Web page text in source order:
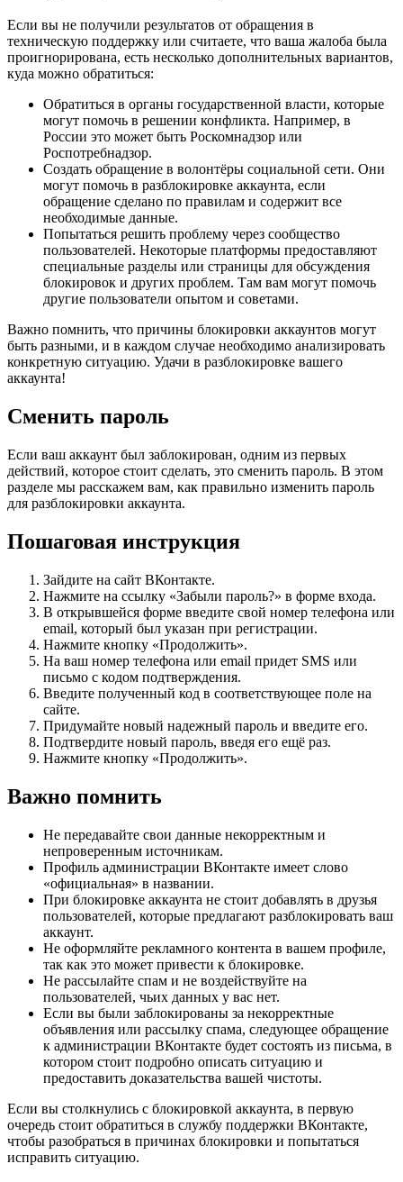
Если вы не получили результатов от обращения в
техническую поддержку или считаете, что ваша жалоба была
проигнорирована, есть несколько дополнительных вариантов,
куда можно обратиться:
Обратиться в органы государственной власти, которые
могут помочь в решении конфликта. Например, в
России это может быть Роскомнадзор или
Роспотребнадзор.
Создать обращение в волонтёры социальной сети. Они
могут помочь в разблокировке аккаунта, если
обращение сделано по правилам и содержит все
необходимые данные.
Попытаться решить проблему через сообщество
пользователей. Некоторые платформы предоставляют
специальные разделы или страницы для обсуждения
блокировок и других проблем. Там вам могут помочь
другие пользователи опытом и советами.
Важно помнить, что причины блокировки аккаунтов могут
быть разными, и в каждом случае необходимо анализировать
конкретную ситуацию. Удачи в разблокировке вашего
аккаунта!
Сменить пароль
Если ваш аккаунт был заблокирован, одним из первых
действий, которое стоит сделать, это сменить пароль. В этом
разделе мы расскажем вам, как правильно изменить пароль
для разблокировки аккаунта.
Пошаговая инструкция
Зайдите на сайт ВКонтакте.
Нажмите на ссылку «Забыли пароль?» в форме входа.
В открывшейся форме введите свой номер телефона или
email, который был указан при регистрации.
Нажмите кнопку «Продолжить».
На ваш номер телефона или email придет SMS или
письмо с кодом подтверждения.
Введите полученный код в соответствующее поле на
сайте.
Придумайте новый надежный пароль и введите его.
Подтвердите новый пароль, введя его ещё раз.
Нажмите кнопку «Продолжить».
Важно помнить
Не передавайте свои данные некорректным и
непроверенным источникам.
Профиль администрации ВКонтакте имеет слово
«официальная» в названии.
При блокировке аккаунта не стоит добавлять в друзья
пользователей, которые предлагают разблокировать ваш
аккаунт.
Не оформляйте рекламного контента в вашем профиле,
так как это может привести к блокировке.
Не рассылайте спам и не воздействуйте на
пользователей, чьих данных у вас нет.
Если вы были заблокированы за некорректные
объявления или рассылку спама, следующее обращение
к администрации ВКонтакте будет состоять из письма, в
котором стоит подробно описать ситуацию и
предоставить доказательства вашей чистоты.
Если вы столкнулись с блокировкой аккаунта, в первую
очередь стоит обратиться в службу поддержки ВКонтакте,
чтобы разобраться в причинах блокировки и попытаться
исправить ситуацию.